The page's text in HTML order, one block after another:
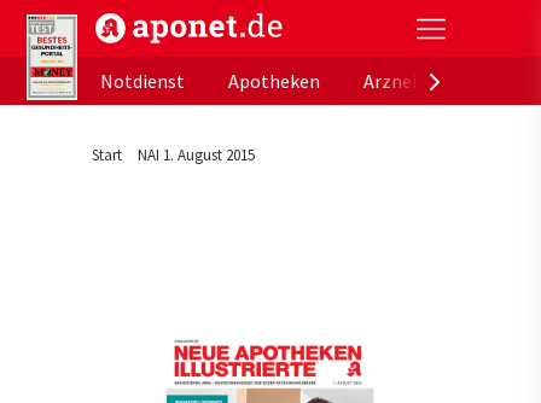
aponet.de - Das offizielle Gesundheitsportal der
Notdienst
Apotheken
Start NAI 1. August 2015